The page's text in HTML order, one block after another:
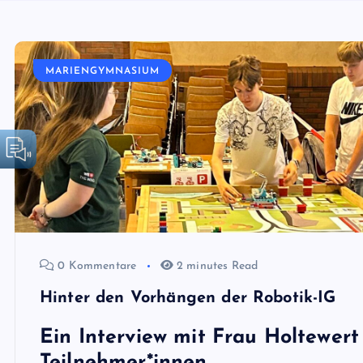
MARIENGYMNASIUM
0 Kommentare 2 minutes Read
Hinter den Vorhängen der Robotik-IG
Ein Interview mit Frau